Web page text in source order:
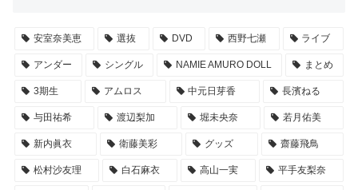
安室奈美恵 選抜 DVD 西野七瀬 ライブ
アンダー シングル NAMIE AMURO DOLL まとめ
3期生 アムロス 中元日芽香 長濱ねる
与田祐希 渡辺梨加 堀未央奈 若月佑美
新内眞衣 衛藤美彩 グッズ 齋藤飛鳥
松村沙友理 白石麻衣 高山一実 平手友梨奈